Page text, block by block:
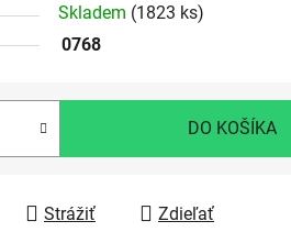
Skladem (1823 ks)
0768
DO KOŠÍKA
Strážiť Zdieľať